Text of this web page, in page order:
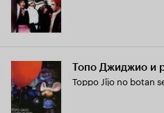
Топо Джиджио и
Toppo Jîjo no botan